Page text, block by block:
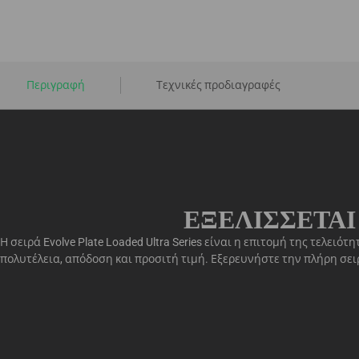
Περιγραφή Τεχνικές προδιαγραφές
Η σειρά Evolve Plate Loaded Ultra Series είναι η επιτομή της
πολυτέλεια, απόδοση και προσιτή τιμή. Εξερευνήστε την πλήρη